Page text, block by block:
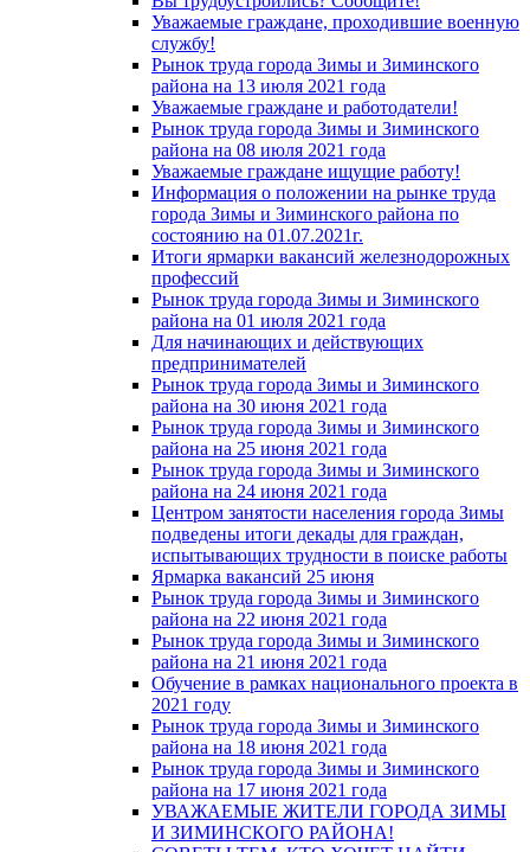
Уважаемые граждане, проходившие военную
службу!
Рынок труда города Зимы и Зиминского
района на 13 июля 2021 года
Уважаемые граждане и работодатели!
Рынок труда города Зимы и Зиминского
района на 08 июля 2021 года
Уважаемые граждане ищущие работу!
Информация о положении на рынке труда
города Зимы и Зиминского района по
состоянию на 01.07.2021г.
Итоги ярмарки вакансий железнодорожных
профессий
Рынок труда города Зимы и Зиминского
района на 01 июля 2021 года
Для начинающих и действующих
предпринимателей
Рынок труда города Зимы и Зиминского
района на 30 июня 2021 года
Рынок труда города Зимы и Зиминского
района на 25 июня 2021 года
Рынок труда города Зимы и Зиминского
района на 24 июня 2021 года
Центром занятости населения города Зимы
подведены итоги декады для граждан,
испытывающих трудности в поиске работы
Ярмарка вакансий 25 июня
Рынок труда города Зимы и Зиминского
района на 22 июня 2021 года
Рынок труда города Зимы и Зиминского
района на 21 июня 2021 года
Обучение в рамках национального проекта в
2021 году
Рынок труда города Зимы и Зиминского
района на 18 июня 2021 года
Рынок труда города Зимы и Зиминского
района на 17 июня 2021 года
УВАЖАЕМЫЕ ЖИТЕЛИ ГОРОДА ЗИМЫ
И ЗИМИНСКОГО РАЙОНА!